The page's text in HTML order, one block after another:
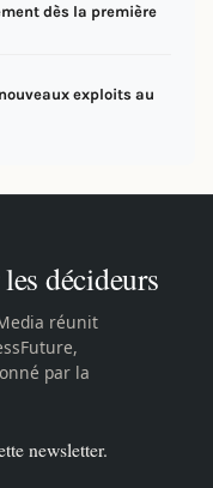
dès la première
exploits au
décideurs
réunit
par la
newsletter.